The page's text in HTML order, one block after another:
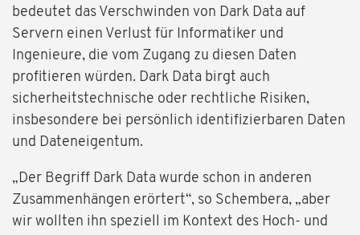
bedeutet das Verschwinden von Dark Data auf
Servern einen Verlust für Informatiker und
Ingenieure, die vom Zugang zu diesen Daten
profitieren würden. Dark Data birgt auch
sicherheitstechnische oder rechtliche Risiken,
insbesondere bei persönlich identifizierbaren Daten
und Dateneigentum.
„Der Begriff Dark Data wurde schon in anderen
Zusammenhängen erörtert“, so Schembera, „aber
wir wollten ihn speziell im Kontext des Hoch- und